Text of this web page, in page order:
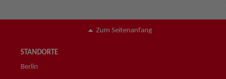
Zum Seitenanfang
STANDORTE
Berlin